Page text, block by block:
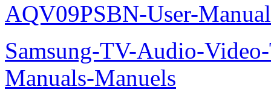
AQV09PSBN-User-
Samsung-TV-Audio-
Manuals-Manuels